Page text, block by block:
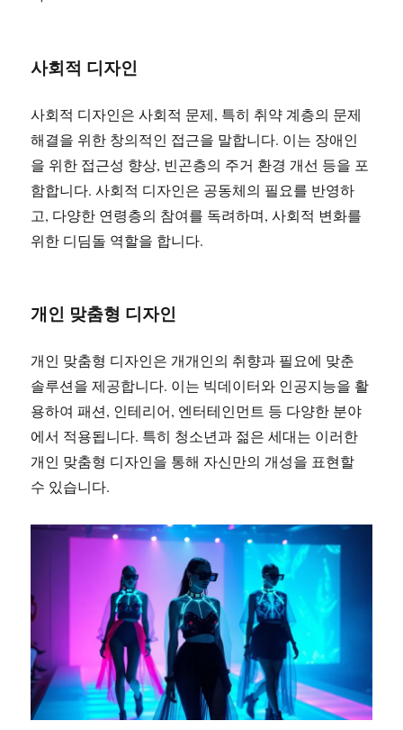
사회적 디자인
사회적 디자인은 사회적 문제, 특히 취약 계층의 문제
해결을 위한 창의적인 접근을 말합니다. 이는 장애인
을 위한 접근성 향상, 빈곤층의 주거 환경 개선 등을 포
함합니다. 사회적 디자인은 공동체의 필요를 반영하
고, 다양한 연령층의 참여를 독려하며, 사회적 변화를
위한 디딤돌 역할을 합니다.
개인 맞춤형 디자인
개인 맞춤형 디자인은 개개인의 취향과 필요에 맞춘
솔루션을 제공합니다. 이는 빅데이터와 인공지능을 활
용하여 패션, 인테리어, 엔터테인먼트 등 다양한 분야
에서 적용됩니다. 특히 청소년과 젊은 세대는 이러한
개인 맞춤형 디자인을 통해 자신만의 개성을 표현할
수 있습니다.